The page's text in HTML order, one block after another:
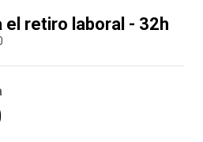
el retiro laboral - 32h